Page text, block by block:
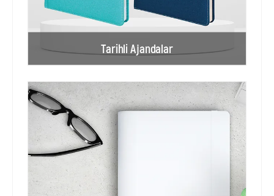
Tarihli Ajandalar